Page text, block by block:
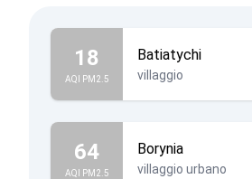
18
AQI PM2.5
Batiatychi
villaggio
64
AQI PM2.5
Borynia
villaggio urbano